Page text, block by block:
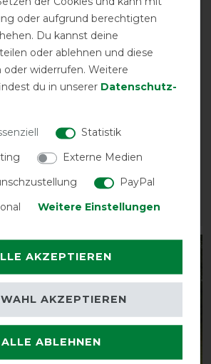
26 Regular Panic Hook
Strick
10,35 € *
ARTIKEL MERKEN
-13%
oder aufgrund berechtigten
Du kannst deine
oder ablehnen und diese
oder widerrufen. Weitere
du in unserer Daten­schutz­
Statistik
Externe Medien
PayPal
Weitere Einstellungen
AKZEPTIEREN
ALLE ABLEHNEN
AKZEPTIEREN